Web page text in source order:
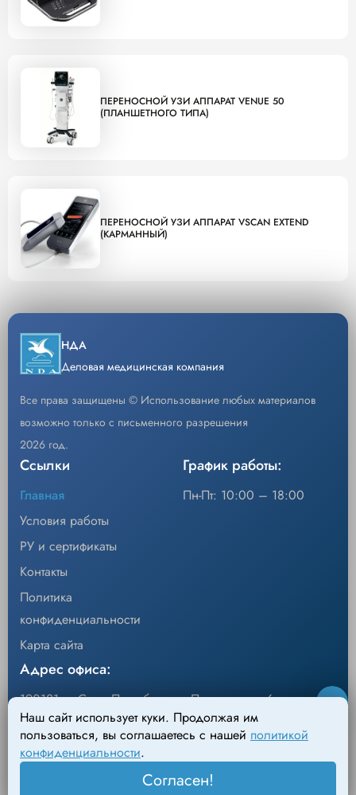
ПЕРЕНОСНОЙ УЗИ АППАРАТ VENUE 50
(ПЛАНШЕТНОГО ТИПА)
ПЕРЕНОСНОЙ УЗИ АППАРАТ VSCAN EXTEND
(КАРМАННЫЙ)
НДА
Деловая медицинская компания
Все права защищены © Использование любых материалов
возможно только с письменного разрешения
2026 год.
Ссылки
Главная
Условия работы
РУ и сертификаты
Контакты
Политика
конфиденциальности
Карта сайта
График работы:
Пн-Пт: 10:00 – 18:00
Адрес офиса:
190121, г. Санкт-Петербург, ул.Перевозная, 6
Адрес склада:
198095, г. Санкт-Петербург, Михайловский пер., д.4
Наш сайт использует куки. Продолжая им
пользоваться, вы соглашаетесь с нашей политикой
конфиденциальности.
Согласен!